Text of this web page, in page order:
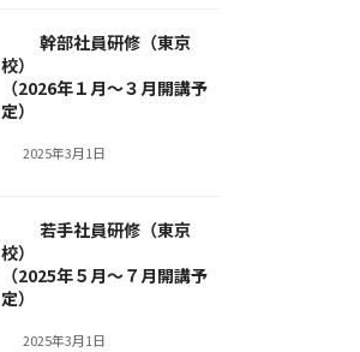
幹部社員研修（東京
校）
（2026年１月～３月開講予
定）
2025年3月1日
若手社員研修（東京
校）
（2025年５月～７月開講予
定）
2025年3月1日